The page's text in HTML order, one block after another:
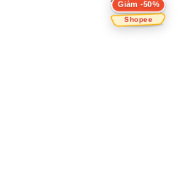
Giảm -50%
Shopee